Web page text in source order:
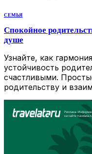
СЕМЬЯ
Спокойное
душе
Узнайте, как
устойчивость
счастливыми.
родительству и